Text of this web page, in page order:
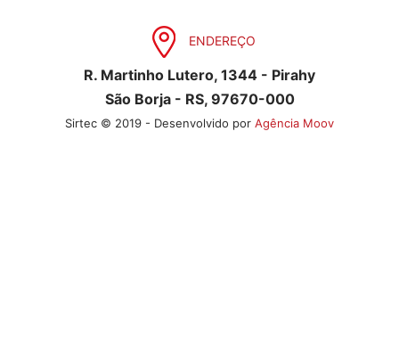
ENDEREÇO
R. Martinho Lutero, 1344 - Pirahy
São Borja - RS, 97670-000
Sirtec © 2019 - Desenvolvido por Agência Moov